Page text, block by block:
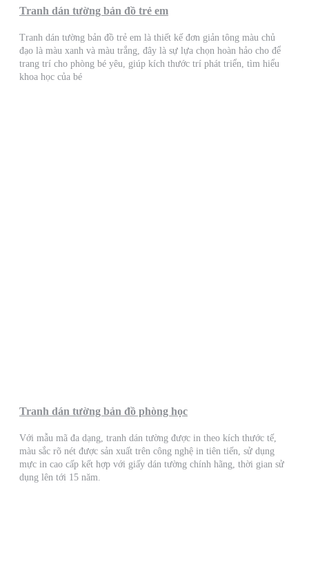
Tranh dán tường bản đồ trẻ em
Tranh dán tường bản đồ trẻ em là thiết kế đơn giản tông màu chủ
đạo là màu xanh và màu trắng, đây là sự lựa chọn hoàn hảo cho để
trang trí cho phòng bé yêu, giúp kích thước trí phát triển, tìm hiểu
khoa học của bé
Tranh dán tường bản đồ phòng học
Với mẫu mã đa dạng, tranh dán tường được in theo kích thước tế,
màu sắc rõ nét được sản xuất trên công nghệ in tiên tiến, sử dụng
mực in cao cấp kết hợp với giấy dán tường chính hãng, thời gian sử
dụng lên tới 15 năm.